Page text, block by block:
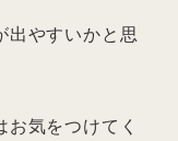
出やすいかと思
気をつけてく